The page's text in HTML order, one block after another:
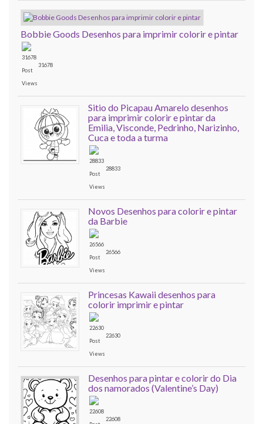
Bobbie Goods Desenhos para imprimir colorir e pintar
31678
Sitio do Picapau Amarelo desenhos
para imprimir colorir e pintar da
Emilia, Visconde, Pedrinho, Narizinho,
Cuca e toda a turma
28833
Novos Desenhos para colorir e pintar
da Barbie
26566
Princesas Kawaii desenhos para
colorir imprimir e pintar
22630
Desenhos para pintar e colorir do Dia
dos namorados (Valentine’s Day)
22608